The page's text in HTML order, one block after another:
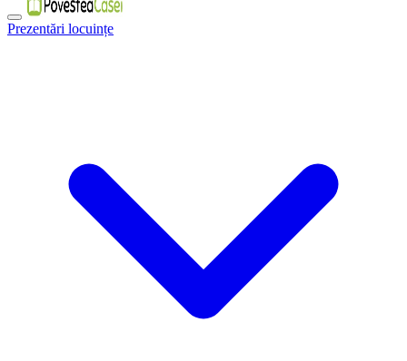
Prezentări locuințe